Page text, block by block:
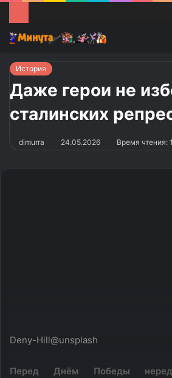
История
Даже герои не
сталинских
dimurra 24.05.2026 Время чтения:
Deny-Hill@unsplash
Перед Днём Победы